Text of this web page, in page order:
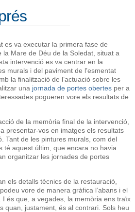
es va executar la primera fase de
la Mare de Déu de la Soledat, situat a
intervenció es va centrar en la
murals i del paviment de l’esmentat
la finalització de l’actuació sobre les
una jornada de portes obertesper a
pogueren vore els resultats de
de la memòria final de la intervenció,
a presentar-vos en imatges els resultats
Tant de les pintures murals, com del
té aquest últim, que encara no havia
organitzar les jornades de portes
els detalls tècnics de la restauració,
vore de manera gràfica l’abans i el
I és que, a vegades, la memòria ens traïx
quan, justament, és al contrari. Sols heu